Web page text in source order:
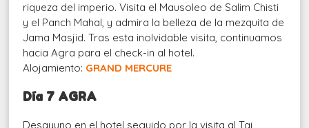
riqueza del imperio. Visita el Mausoleo de Salim Chisti
y el Panch Mahal, y admira la belleza de la mezquita de
Jama Masjid. Tras esta inolvidable visita, continuamos
hacia Agra para el check-in al hotel.
Alojamiento: GRAND MERCURE
Día 7 AGRA
Desayuno en el hotel seguido por la visita al Taj